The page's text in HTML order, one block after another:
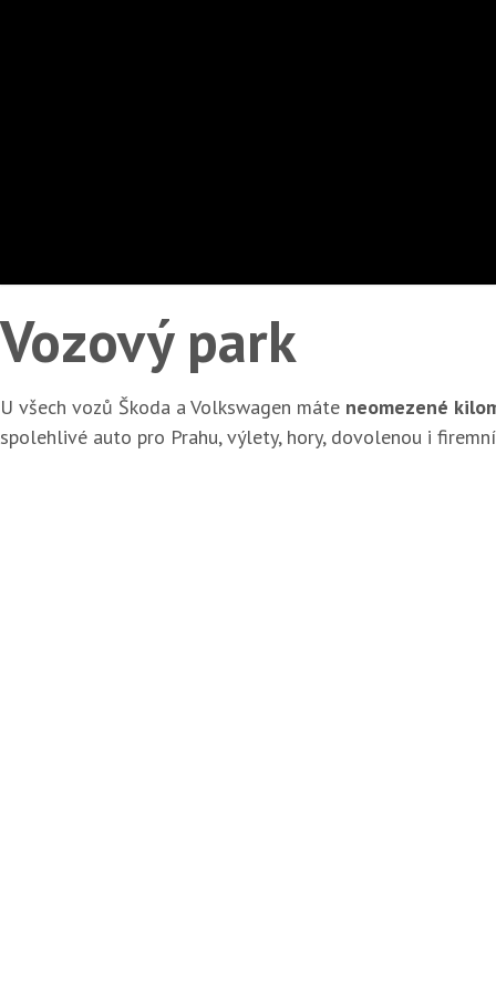
Vozový park
U všech vozů Škoda a Volkswagen máte neomezené
spolehlivé auto pro Prahu, výlety, hory, dovolenou i